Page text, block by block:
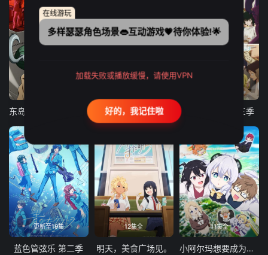
古诺希亚 致不灭的你 第三季
更新至19集
蓝色管弦乐 第二季
12集全
明天，美食广场见。
11集全
小阿尔玛想要成为家人
在线游玩
多样瑟瑟角色场景👄互动游戏💗待你体验!🌟
加载失败或播放缓慢，请使用VPN
好的，我记住啦